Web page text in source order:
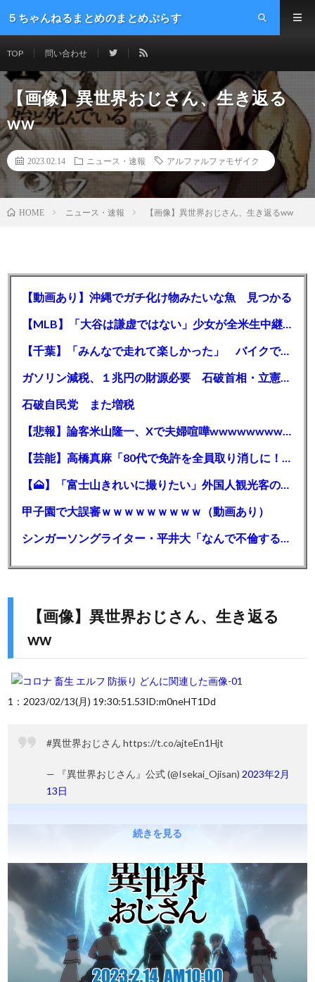
５ちゃんねるまとめのまとめぷらす
TOP 問い合わせ
【画像】異世界おじさん、生き返る
ww
2023.02.14 ニュース・速報 アルファルファモザイク
HOME ニュース・速報 【画像】異世界おじさん、生き返るww
【動画あり】沖縄でガチ化け物みたいな魚 見つかる
【MLB】「大谷は謙虚ではない」少女が全米生中継で突然の大谷翔平批判 サイン無視された過去明かす
【千葉】「みんなで走れて楽しかった」 バイクでバースデー集団暴走 男女５７人を書類送検 SNSで参加者募る
ガソリン減税、１兆円の財源必要 石破首相・立憲野田氏「財源は死に物狂いで確保しなければならない」「本当に死に物狂いで」
石破自民党 また増税
【悲報】論客米山隆一、Xで夫婦喧嘩wwwwwwwwwwww
【芸能】高橋真麻「80代で免許を全員取り消しに！」 高齢ドライバーの事故問題で、高齢者の運転免許取り消し法を提案
【🗻】「富士山きれいに撮りたい」外国人観光客のレンタカー事故が急増…「ハンドルが逆で慣れず」、道の狭さも
甲子園で大誤審ｗｗｗｗｗｗｗｗｗ（動画あり）
シンガーソングライター・平井大「なんで不倫するか知ってる？妥協で結婚するからさ。」←浅すぎると大炎上
【画像】異世界おじさん、生き返る
ww
1 ： 2023/02/13(月) 19:30:51.53ID:m0neHT1Dd
#異世界おじさん https://t.co/ajteEn1Hjt
— 『異世界おじさん』公式 (@Isekai_Ojisan) 2023年2月
13日
続きを見る